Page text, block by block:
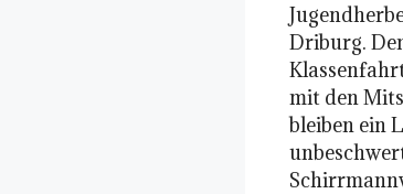
Driburg.
mit den
bleiben ein